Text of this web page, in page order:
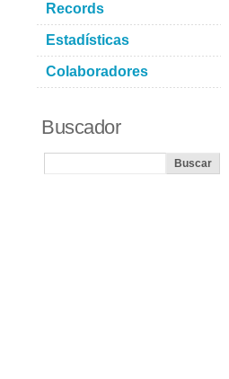
Records
Estadísticas
Colaboradores
Buscador